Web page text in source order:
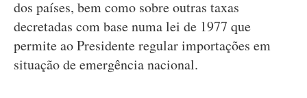
dos países, bem como sobre outras taxas
decretadas com base numa lei de 1977 que
permite ao Presidente regular importações em
situação de emergência nacional.